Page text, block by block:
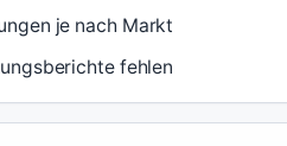
je nach Markt
fehlen